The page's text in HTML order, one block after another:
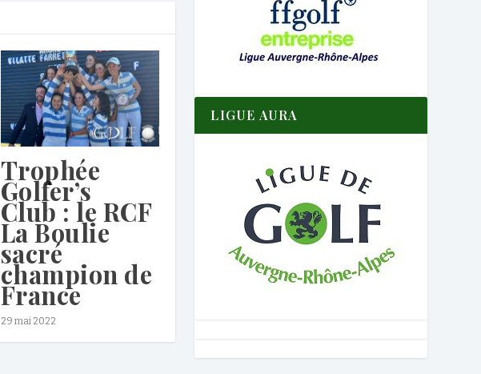
Trophée
Golfer’s
Club : le RCF
La Boulie
sacré
champion de
France
29 mai 2022
LIGUE AURA